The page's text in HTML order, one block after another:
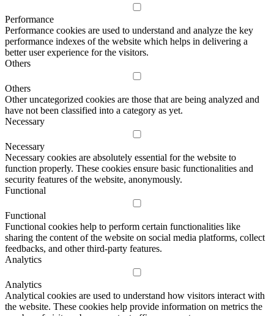
Performance
Performance cookies are used to understand and analyze the key
performance indexes of the website which helps in delivering a
better user experience for the visitors.
Others
Others
Other uncategorized cookies are those that are being analyzed and
have not been classified into a category as yet.
Necessary
Necessary
Necessary cookies are absolutely essential for the website to
function properly. These cookies ensure basic functionalities and
security features of the website, anonymously.
Functional
Functional
Functional cookies help to perform certain functionalities like
sharing the content of the website on social media platforms, collect
feedbacks, and other third-party features.
Analytics
Analytics
Analytical cookies are used to understand how visitors interact with
the website. These cookies help provide information on metrics the